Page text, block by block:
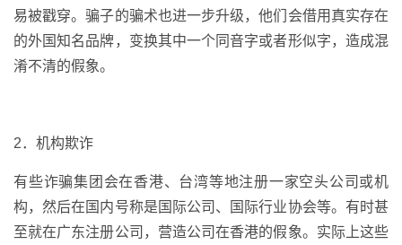
易被戳穿。骗子的骗术也进一步升级，他们会借用真实存在
的外国知名品牌，变换其中一个同音字或者形似字，造成混
淆不清的假象。
2．机构欺诈
有些诈骗集团会在香港、台湾等地注册一家空头公司或机
构，然后在国内号称是国际公司、国际行业协会等。有时甚
至就在广东注册公司，营造公司在香港的假象。实际上这些